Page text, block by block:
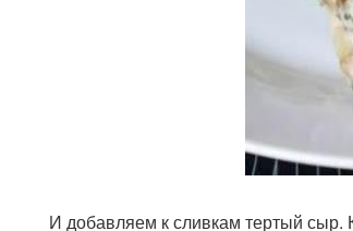
И добавляем к сливкам тертый сыр.